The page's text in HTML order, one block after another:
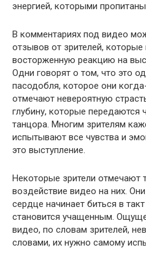
энергией, которыми
В комментариях под видео
отзывов от зрителей,
восторженную реакцию на
Одни говорят о том, что это
пасодобля, которое они
отмечают невероятную
глубину, которые
танцора. Многим зрителям
испытывают все чувства и
это выступление.
Некоторые зрители отмечают
воздействие видео на них.
сердце начинает биться в
становится учащенным.
видео, по словам зрителей,
словами, их нужно самому